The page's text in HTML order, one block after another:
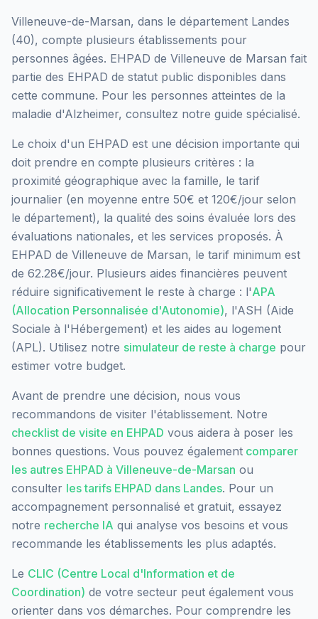
Villeneuve-de-Marsan, dans le département Landes
(40), compte plusieurs établissements pour
personnes âgées. EHPAD de Villeneuve de Marsan fait
partie des EHPAD de statut public disponibles dans
cette commune. Pour les personnes atteintes de la
maladie d'Alzheimer, consultez notre guide spécialisé.
Le choix d'un EHPAD est une décision importante qui
doit prendre en compte plusieurs critères : la
proximité géographique avec la famille, le tarif
journalier (en moyenne entre 50€ et 120€/jour selon
le département), la qualité des soins évaluée lors des
évaluations nationales, et les services proposés. À
EHPAD de Villeneuve de Marsan, le tarif minimum est
de 62.28€/jour. Plusieurs aides financières peuvent
réduire significativement le reste à charge : l'APA
(Allocation Personnalisée d'Autonomie), l'ASH (Aide
Sociale à l'Hébergement) et les aides au logement
(APL). Utilisez notre simulateur de reste à charge pour
estimer votre budget.
Avant de prendre une décision, nous vous
recommandons de visiter l'établissement. Notre
checklist de visite en EHPAD vous aidera à poser les
bonnes questions. Vous pouvez également comparer
les autres EHPAD à Villeneuve-de-Marsan ou
consulter les tarifs EHPAD dans Landes. Pour un
accompagnement personnalisé et gratuit, essayez
notre recherche IA qui analyse vos besoins et vous
recommande les établissements les plus adaptés.
Le CLIC (Centre Local d'Information et de
Coordination) de votre secteur peut également vous
orienter dans vos démarches. Pour comprendre les